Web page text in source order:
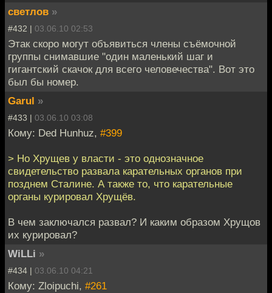
светлов »
#432 | 03.06.10 02:53
Этак скоро могут объявиться члены съёмочной
группы снимавшие "один маленький шаг и
гигантский скачок для всего человечества". Вот это
был бы номер.
Garul »
#433 | 03.06.10 03:08
Кому: Ded Hunhuz, #399
> Но Хрущев у власти - это однозначное
свидетельство развала карательных органов при
позднем Сталине. А также то, что карательные
органы курировал Хрущёв.
В чем заключался развал? И каким образом Хрущов
их курировал?
WiLLi »
#434 | 03.06.10 04:21
Кому: Zloipuchi, #261